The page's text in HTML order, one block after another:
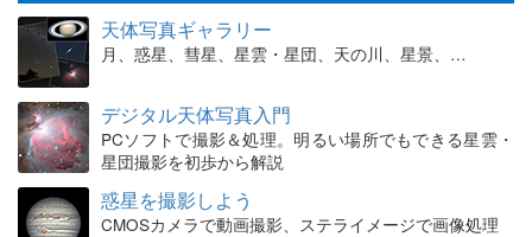
天体写真ギャラリー
月、惑星、彗星、星雲・星団、天の川、星景、…
デジタル天体写真入門
PCソフトで撮影＆処理。明るい場所でもできる星雲・
星団撮影を初歩から解説
惑星を撮影しよう
CMOSカメラで動画撮影、ステライメージで画像処理